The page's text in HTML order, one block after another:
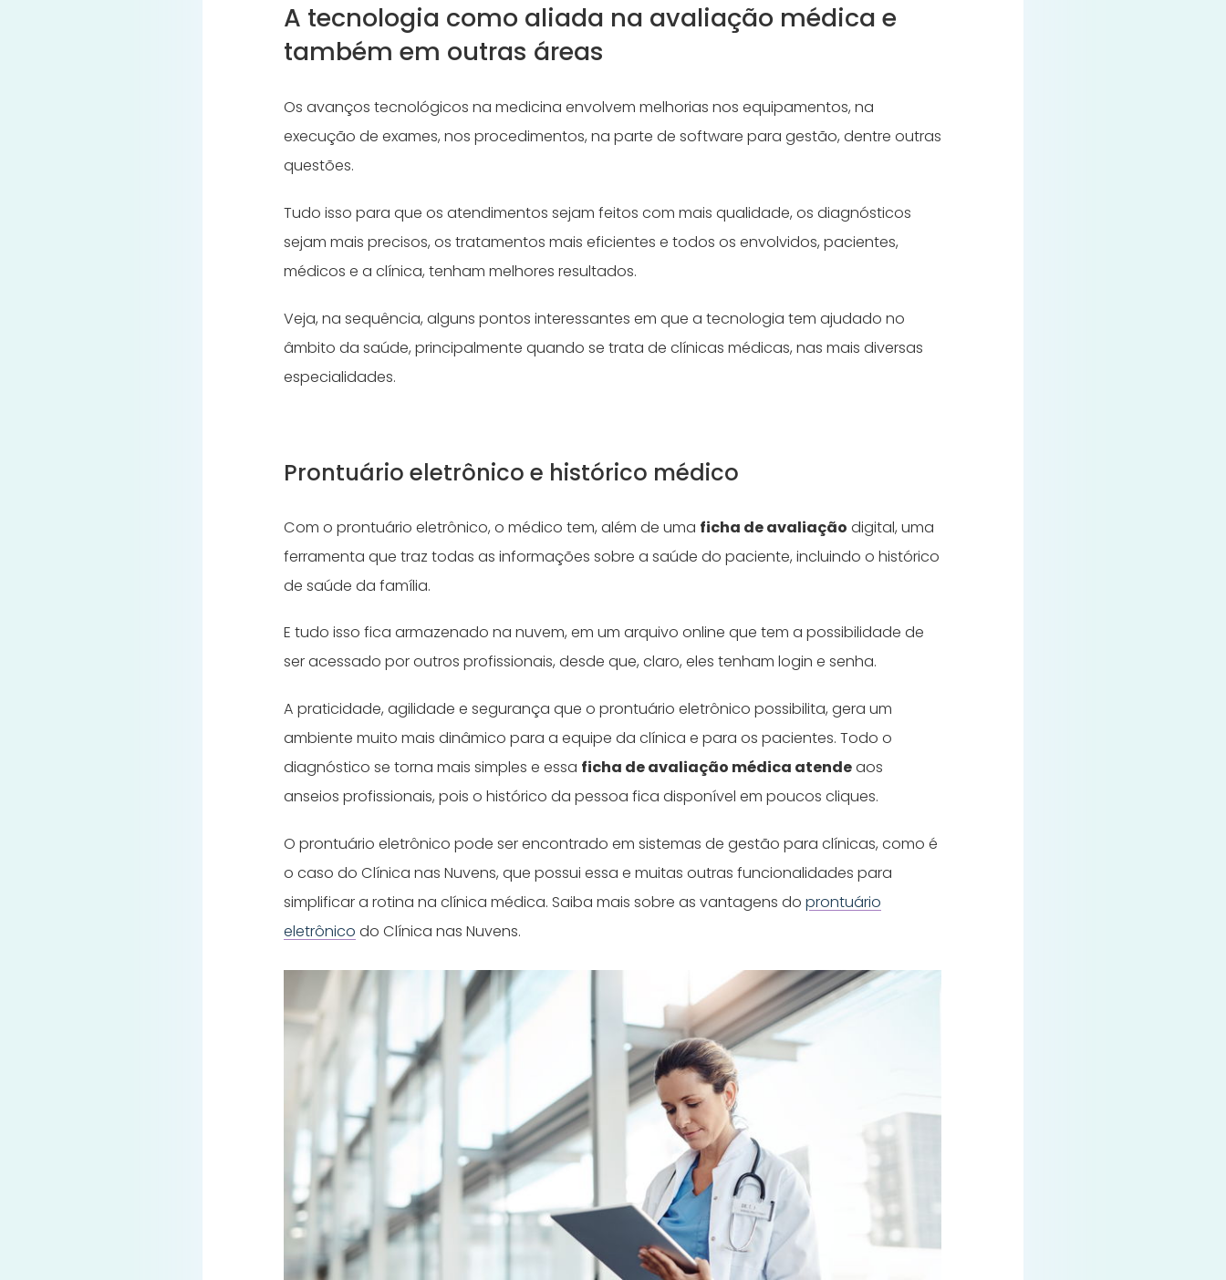
A tecnologia como aliada na avaliação médica e
também em outras áreas
Os avanços tecnológicos na medicina envolvem melhorias nos equipamentos, na
execução de exames, nos procedimentos, na parte de software para gestão, dentre outras
questões.
Tudo isso para que os atendimentos sejam feitos com mais qualidade, os diagnósticos
sejam mais precisos, os tratamentos mais eficientes e todos os envolvidos, pacientes,
médicos e a clínica, tenham melhores resultados.
Veja, na sequência, alguns pontos interessantes em que a tecnologia tem ajudado no
âmbito da saúde, principalmente quando se trata de clínicas médicas, nas mais diversas
especialidades.
Prontuário eletrônico e histórico médico
Com o prontuário eletrônico, o médico tem, além de uma ficha de avaliação digital, uma
ferramenta que traz todas as informações sobre a saúde do paciente, incluindo o histórico
de saúde da família.
E tudo isso fica armazenado na nuvem, em um arquivo online que tem a possibilidade de
ser acessado por outros profissionais, desde que, claro, eles tenham login e senha.
A praticidade, agilidade e segurança que o prontuário eletrônico possibilita, gera um
ambiente muito mais dinâmico para a equipe da clínica e para os pacientes. Todo o
diagnóstico se torna mais simples e essa ficha de avaliação médica atendeaos
anseios profissionais, pois o histórico da pessoa fica disponível em poucos cliques.
O prontuário eletrônico pode ser encontrado em sistemas de gestão para clínicas, como é
o caso do Clínica nas Nuvens, que possui essa e muitas outras funcionalidades para
simplificar a rotina na clínica médica. Saiba mais sobre as vantagens doprontuário
eletrônico do Clínica nas Nuvens.